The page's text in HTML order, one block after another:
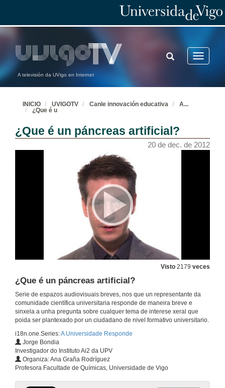
A televisión da UVigo en Internet
Toggle
TOGGLE
SEARCH
INICIO UVIGOTV Canle innovación educativa A...
¿Que é u
¿Que é un páncreas artificial?
20 de dec. de 2012
Visto 2179 veces
¿Que é un páncreas artificial?
Serie de espazos audiovisuais breves, nos que un representante da
comunidade científica universitaria responde de maneira breve e
sinxela a unha pregunta sobre cualquer tema de interese xeral que
poida ser plantexado por un ciudadano de nivel formativo universitario.
i18n.one.Series:A Universidade Responde
Jorge Bondia
Investigador do Instituto Ai2 da UPV
Organiza: Ana Graña Rodríguez
Profesora Facultade de Químicas, Universidade de Vigo